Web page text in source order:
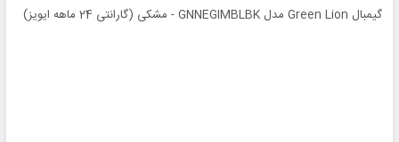
گیمبال Green Lion مدل GNNEGIMBLBK - مشکی (گارانتی 24 ماهه ایویز)